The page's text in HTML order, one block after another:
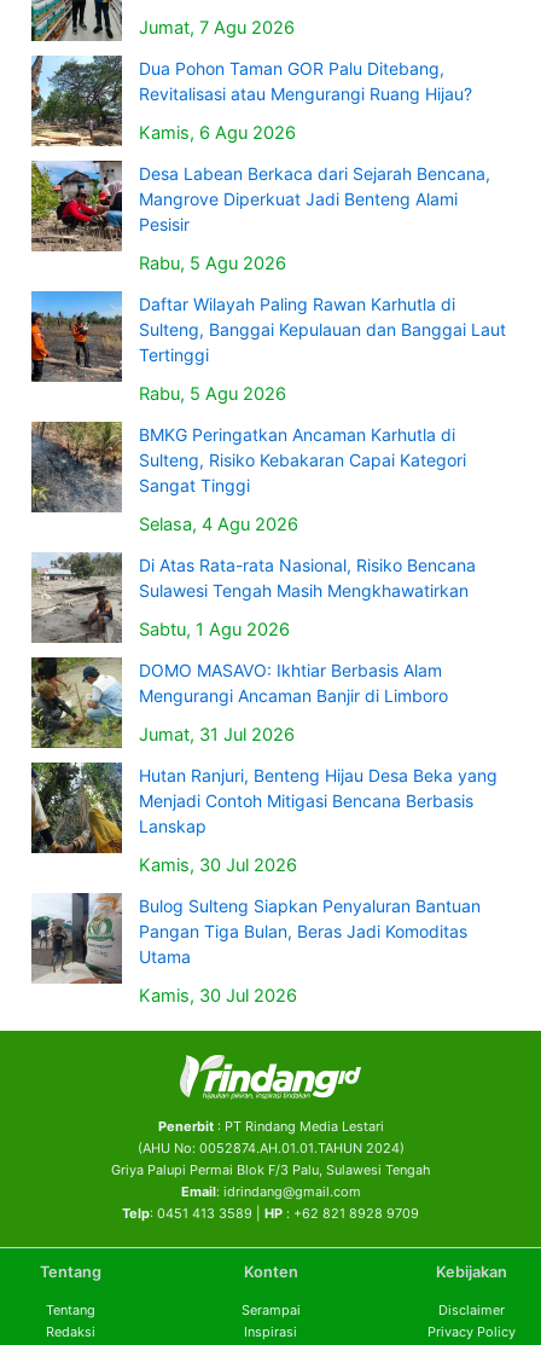
Jumat, 7 Agu 2026
Dua Pohon Taman GOR Palu Ditebang,
Revitalisasi atau Mengurangi Ruang Hijau?
Kamis, 6 Agu 2026
Desa Labean Berkaca dari Sejarah Bencana,
Mangrove Diperkuat Jadi Benteng Alami
Pesisir
Rabu, 5 Agu 2026
Daftar Wilayah Paling Rawan Karhutla di
Sulteng, Banggai Kepulauan dan Banggai Laut
Tertinggi
Rabu, 5 Agu 2026
BMKG Peringatkan Ancaman Karhutla di
Sulteng, Risiko Kebakaran Capai Kategori
Sangat Tinggi
Selasa, 4 Agu 2026
Di Atas Rata-rata Nasional, Risiko Bencana
Sulawesi Tengah Masih Mengkhawatirkan
Sabtu, 1 Agu 2026
DOMO MASAVO: Ikhtiar Berbasis Alam
Mengurangi Ancaman Banjir di Limboro
Jumat, 31 Jul 2026
Hutan Ranjuri, Benteng Hijau Desa Beka yang
Menjadi Contoh Mitigasi Bencana Berbasis
Lanskap
Kamis, 30 Jul 2026
Bulog Sulteng Siapkan Penyaluran Bantuan
Pangan Tiga Bulan, Beras Jadi Komoditas
Utama
Kamis, 30 Jul 2026
Penerbit: PT Rindang Media Lestari
(AHU No: 0052874.AH.01.01.TAHUN 2024)
Griya Palupi Permai Blok F/3 Palu, Sulawesi Tengah
Email: idrindang@gmail.com
Telp: 0451 413 3589 | HP : +62 821 8928 9709
Tentang
Tentang
Redaksi
Konten
Serampai
Inspirasi
Kebijakan
Disclaimer
Privacy Policy